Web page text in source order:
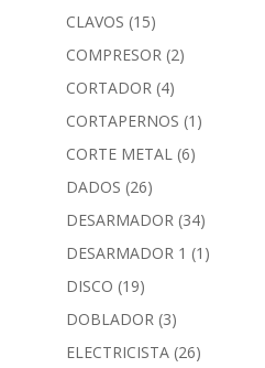
CLAVOS (15)
COMPRESOR (2)
CORTADOR (4)
CORTAPERNOS (1)
CORTE METAL (6)
DADOS (26)
DESARMADOR (34)
DESARMADOR 1 (1)
DISCO (19)
DOBLADOR (3)
ELECTRICISTA (26)